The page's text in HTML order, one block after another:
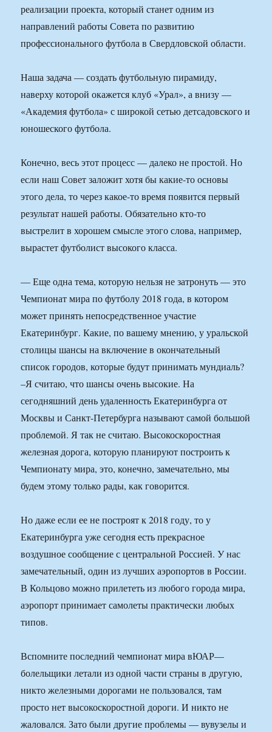
реализации проекта, который станет одним из
направлений работы Совета по развитию
профессионального футбола в Свердловской области.
Наша задача — создать футбольную пирамиду,
наверху которой окажется клуб «Урал», а внизу —
«Академия футбола» с широкой сетью детсадовского и
юношеского футбола.
Конечно, весь этот процесс — далеко не простой. Но
если наш Совет заложит хотя бы какие-то основы
этого дела, то через какое-то время появится первый
результат нашей работы. Обязательно кто-то
выстрелит в хорошем смысле этого слова, например,
вырастет футболист высокого класса.
— Еще одна тема, которую нельзя не затронуть — это
Чемпионат мира по футболу 2018 года, в котором
может принять непосредственное участие
Екатеринбург. Какие, по вашему мнению, у уральской
столицы шансы на включение в окончательный
список городов, которые будут принимать мундиаль?
–Я считаю, что шансы очень высокие. На
сегодняшний день удаленность Екатеринбурга от
Москвы и Санкт-Петербурга называют самой большой
проблемой. Я так не считаю. Высокоскоростная
железная дорога, которую планируют построить к
Чемпионату мира, это, конечно, замечательно, мы
будем этому только рады, как говорится.
Но даже если ее не построят к 2018 году, то у
Екатеринбурга уже сегодня есть прекрасное
воздушное сообщение с центральной Россией. У нас
замечательный, один из лучших аэропортов в России.
В Кольцово можно прилететь из любого города мира,
аэропорт принимает самолеты практически любых
типов.
Вспомните последний чемпионат мира вЮАР—
болельщики летали из одной части страны в другую,
никто железными дорогами не пользовался, там
просто нет высокоскоростной дороги. И никто не
жаловался. Зато были другие проблемы — вувузелы и